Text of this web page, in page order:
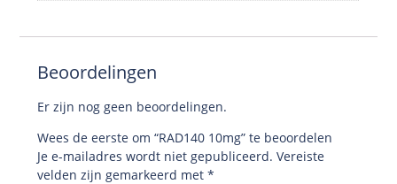
Beoordelingen
Er zijn nog geen beoordelingen.
Wees de eerste om “RAD140 10mg” te beoordelen
Je e-mailadres wordt niet gepubliceerd. Vereiste
velden zijn gemarkeerd met*